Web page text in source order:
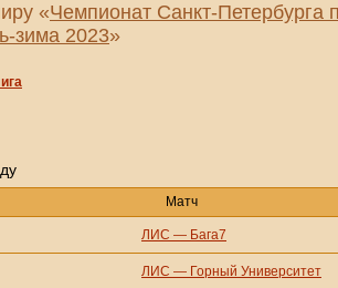
«Чемпионат Санкт-
зима 2023»
Матч
ЛИС — Бага7
ЛИС — Горный Университет